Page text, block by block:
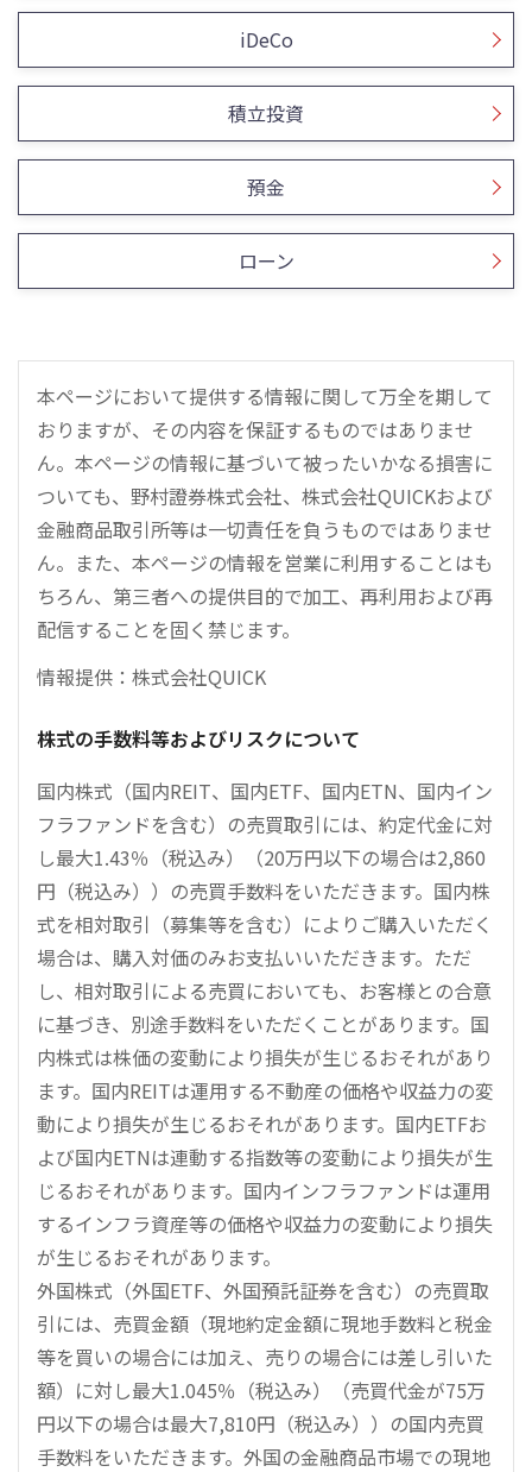
iDeCo
積立投資
預金
ローン
本ページにおいて提供する情報に関して万全を期して
おりますが、その内容を保証するものではありませ
ん。本ページの情報に基づいて被ったいかなる損害に
ついても、野村證券株式会社、株式会社QUICKおよび
金融商品取引所等は一切責任を負うものではありませ
ん。また、本ページの情報を営業に利用することはも
ちろん、第三者への提供目的で加工、再利用および再
配信することを固く禁じます。
情報提供：株式会社QUICK
株式の手数料等およびリスクについて
国内株式（国内REIT、国内ETF、国内ETN、国内イン
フラファンドを含む）の売買取引には、約定代金に対
し最大1.43％（税込み）（20万円以下の場合は2,860
円（税込み））の売買手数料をいただきます。国内株
式を相対取引（募集等を含む）によりご購入いただく
場合は、購入対価のみお支払いいただきます。ただ
し、相対取引による売買においても、お客様との合意
に基づき、別途手数料をいただくことがあります。国
内株式は株価の変動により損失が生じるおそれがあり
ます。国内REITは運用する不動産の価格や収益力の変
動により損失が生じるおそれがあります。国内ETFお
よび国内ETNは連動する指数等の変動により損失が生
じるおそれがあります。国内インフラファンドは運用
するインフラ資産等の価格や収益力の変動により損失
が生じるおそれがあります。
外国株式（外国ETF、外国預託証券を含む）の売買取
引には、売買金額（現地約定金額に現地手数料と税金
等を買いの場合には加え、売りの場合には差し引いた
額）に対し最大1.045％（税込み）（売買代金が75万
円以下の場合は最大7,810円（税込み））の国内売買
手数料をいただきます。外国の金融商品市場での現地